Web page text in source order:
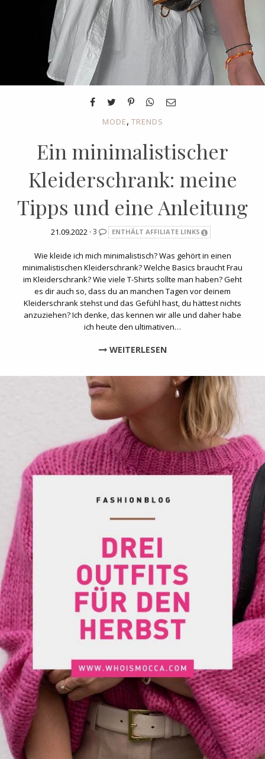
MODE, TRENDS
Ein minimalistischer
Kleiderschrank: meine
Tipps und eine Anleitung
21.09.2022 · 3 ENTHÄLT AFFILIATE LINKS
Wie kleide ich mich minimalistisch? Was gehört in einen
minimalistischen Kleiderschrank? Welche Basics braucht Frau
im Kleiderschrank? Wie viele T-Shirts sollte man haben? Geht
es dir auch so, dass du an manchen Tagen vor deinem
Kleiderschrank stehst und das Gefühl hast, du hättest nichts
anzuziehen? Ich denke, das kennen wir alle und daher habe
ich heute den ultimativen…
WEITERLESEN